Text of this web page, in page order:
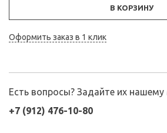
В КОРЗИНУ
Оформить заказ в 1 клик
Есть вопросы? Задайте их
+7 (912) 476-10-80